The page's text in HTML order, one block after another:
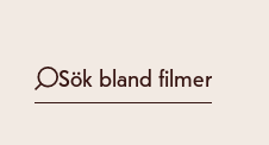
Sök bland filmer